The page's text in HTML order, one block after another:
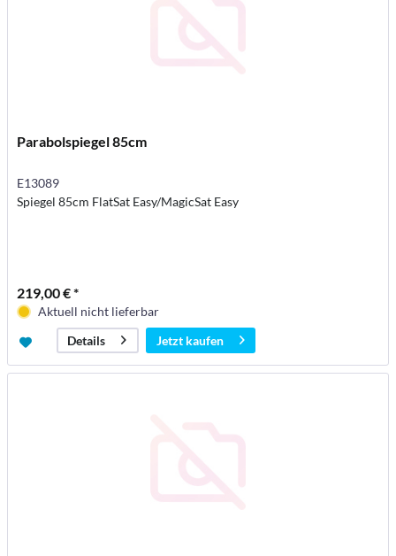
Parabolspiegel 85cm
E13089
Spiegel 85cm FlatSat Easy/MagicSat Easy
219,00 € *
Aktuell nicht lieferbar
Details
Jetzt kaufen